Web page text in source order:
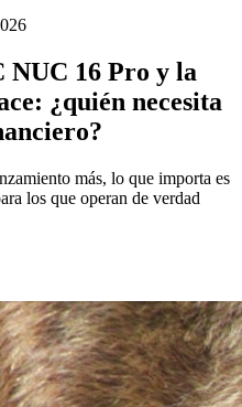
NUC 16 Pro y la
¿quién necesita
más, lo que importa es
los que operan de verdad